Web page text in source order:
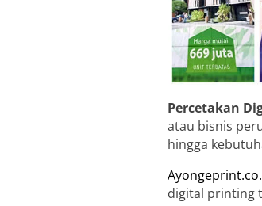
Percetakan
atau bisnis
hingga
digital printing